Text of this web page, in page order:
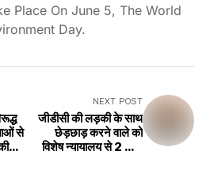
Place On June 5, The World
Day.
से
NEXT POST
जीडीसी की लड़की के साथ
छेड़छाड़ करने वाले को
विशेष न्यायालय से 2 साल